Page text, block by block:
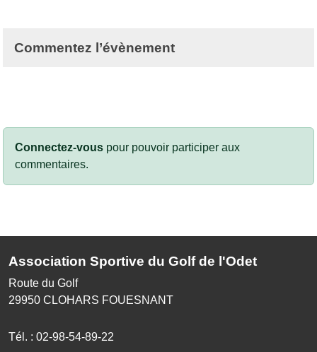
Commentez l’évènement
Connectez-vous pour pouvoir participer aux
commentaires.
Association Sportive du Golf de l'Odet
Route du Golf
29950 CLOHARS FOUESNANT
Tél. : 02-98-54-89-22